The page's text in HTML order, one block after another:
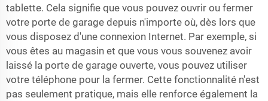
tablette. Cela signifie que vous pouvez ouvrir ou fermer
votre porte de garage depuis n'importe où, dès lors que
vous disposez d'une connexion Internet. Par exemple, si
vous êtes au magasin et que vous vous souvenez avoir
laissé la porte de garage ouverte, vous pouvez utiliser
votre téléphone pour la fermer. Cette fonctionnalité n'est
pas seulement pratique, mais elle renforce également la